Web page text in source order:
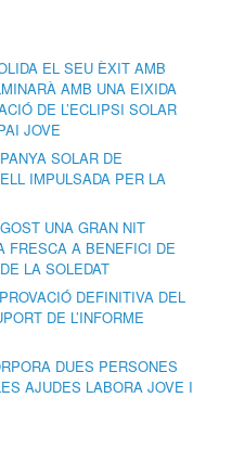
EL SEU ÈXIT AMB
AMB UNA EIXIDA
DE L’ECLIPSI SOLAR
JOVE
SOLAR DE
IMPULSADA PER LA
UNA GRAN NIT
FRESCA A BENEFICI DE
LA SOLEDAT
DEFINITIVA DEL
DE L’INFORME
DUES PERSONES
AJUDES LABORA JOVE I